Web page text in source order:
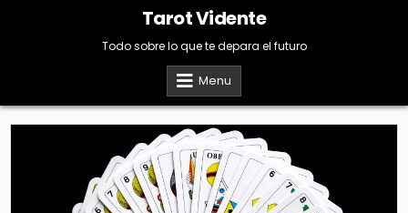
Tarot Vidente
Todo sobre lo que te depara el futuro
Menu